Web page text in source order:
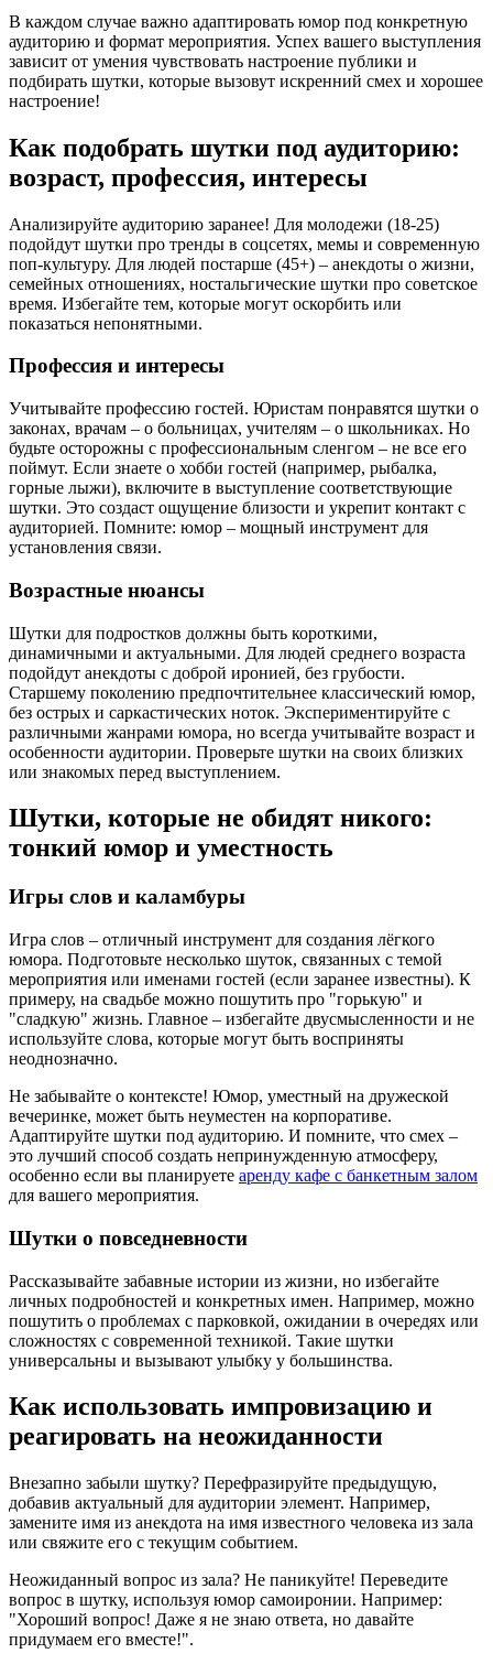
В каждом случае важно адаптировать юмор под конкретную
аудиторию и формат мероприятия. Успех вашего выступления
зависит от умения чувствовать настроение публики и
подбирать шутки, которые вызовут искренний смех и хорошее
настроение!
Как подобрать шутки под аудиторию:
возраст, профессия, интересы
Анализируйте аудиторию заранее! Для молодежи (18-25)
подойдут шутки про тренды в соцсетях, мемы и современную
поп-культуру. Для людей постарше (45+) – анекдоты о жизни,
семейных отношениях, ностальгические шутки про советское
время. Избегайте тем, которые могут оскорбить или
показаться непонятными.
Профессия и интересы
Учитывайте профессию гостей. Юристам понравятся шутки о
законах, врачам – о больницах, учителям – о школьниках. Но
будьте осторожны с профессиональным сленгом – не все его
поймут. Если знаете о хобби гостей (например, рыбалка,
горные лыжи), включите в выступление соответствующие
шутки. Это создаст ощущение близости и укрепит контакт с
аудиторией. Помните: юмор – мощный инструмент для
установления связи.
Возрастные нюансы
Шутки для подростков должны быть короткими,
динамичными и актуальными. Для людей среднего возраста
подойдут анекдоты с доброй иронией, без грубости.
Старшему поколению предпочтительнее классический юмор,
без острых и саркастических ноток. Экспериментируйте с
различными жанрами юмора, но всегда учитывайте возраст и
особенности аудитории. Проверьте шутки на своих близких
или знакомых перед выступлением.
Шутки, которые не обидят никого:
тонкий юмор и уместность
Игры слов и каламбуры
Игра слов – отличный инструмент для создания лёгкого
юмора. Подготовьте несколько шуток, связанных с темой
мероприятия или именами гостей (если заранее известны). К
примеру, на свадьбе можно пошутить про "горькую" и
"сладкую" жизнь. Главное – избегайте двусмысленности и не
используйте слова, которые могут быть восприняты
неоднозначно.
Не забывайте о контексте! Юмор, уместный на дружеской
вечеринке, может быть неуместен на корпоративе.
Адаптируйте шутки под аудиторию. И помните, что смех –
это лучший способ создать непринужденную атмосферу,
особенно если вы планируете аренду кафе с банкетным залом
для вашего мероприятия.
Шутки о повседневности
Рассказывайте забавные истории из жизни, но избегайте
личных подробностей и конкретных имен. Например, можно
пошутить о проблемах с парковкой, ожидании в очередях или
сложностях с современной техникой. Такие шутки
универсальны и вызывают улыбку у большинства.
Как использовать импровизацию и
реагировать на неожиданности
Внезапно забыли шутку? Перефразируйте предыдущую,
добавив актуальный для аудитории элемент. Например,
замените имя из анекдота на имя известного человека из зала
или свяжите его с текущим событием.
Неожиданный вопрос из зала? Не паникуйте! Переведите
вопрос в шутку, используя юмор самоиронии. Например:
"Хороший вопрос! Даже я не знаю ответа, но давайте
придумаем его вместе!".